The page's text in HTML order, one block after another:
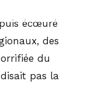
écœuré
des
du
pas la